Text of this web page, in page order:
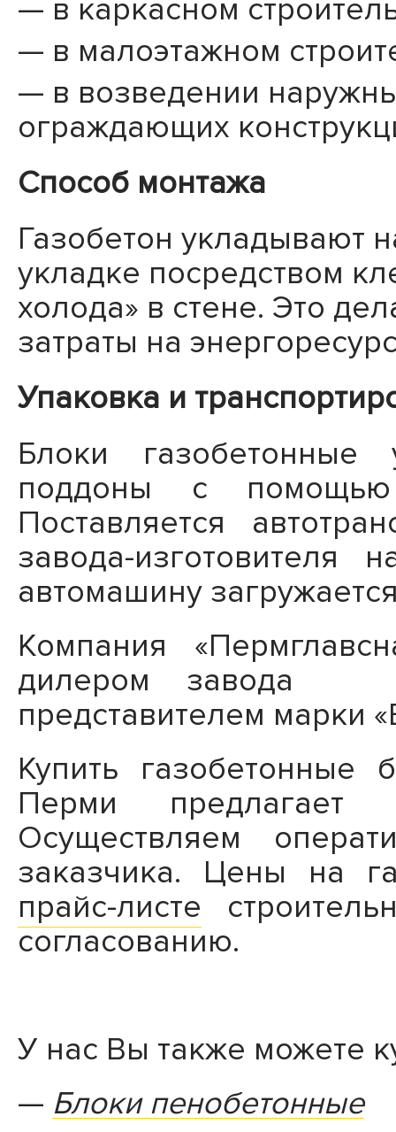
в каркасном
в малоэтажном
в возведении
ограждающих
Способ монтажа
Газобетон укладывают
укладке посредством
холода» в стене. Это
затраты на
Упаковка и
Блоки
поддоны с
Поставляется
завода-изготовителя
автомашину
Компания
дилером завода
представителем марки
Купить
Перми предлагает
Осуществляем
заказчика. Цены на
прайс-листе
согласованию.
У нас Вы также можете
Блоки пенобетонные